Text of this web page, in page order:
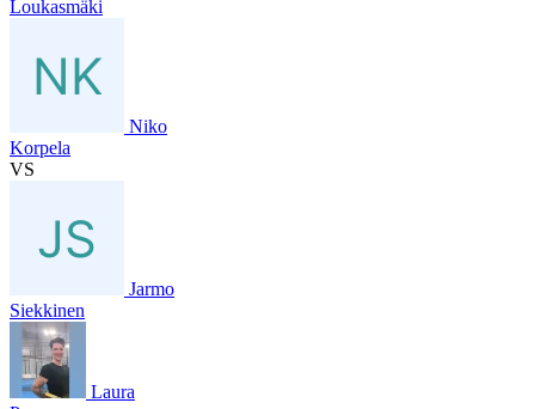
Loukasmäki
Niko
Korpela
VS
Jarmo
Siekkinen
Laura